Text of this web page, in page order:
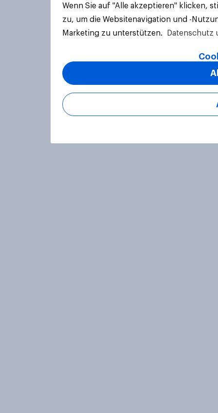
Wenn Sie auf "Alle akzeptieren" klicken,
zu, um die Websitenavigation und -
Marketing zu unterstützen.
Datenschutz